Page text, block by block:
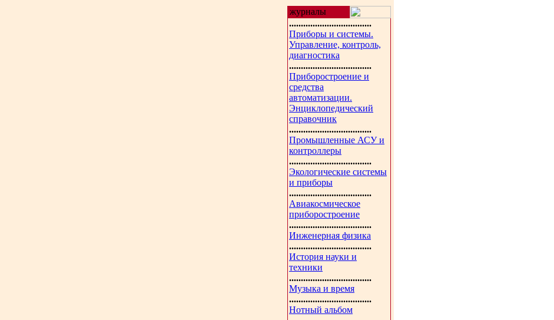
журналы
...................................
Приборы и системы.
Управление, контроль,
диагностика
...................................
Приборостроение и
средства
автоматизации.
Энциклопедический
справочник
...................................
Промышленные АСУ и
контроллеры
...................................
Экологические системы
и приборы
...................................
Авиакосмическое
приборостроение
...................................
Инженерная физика
...................................
История науки и
техники
...................................
Музыка и время
...................................
Нотный альбом